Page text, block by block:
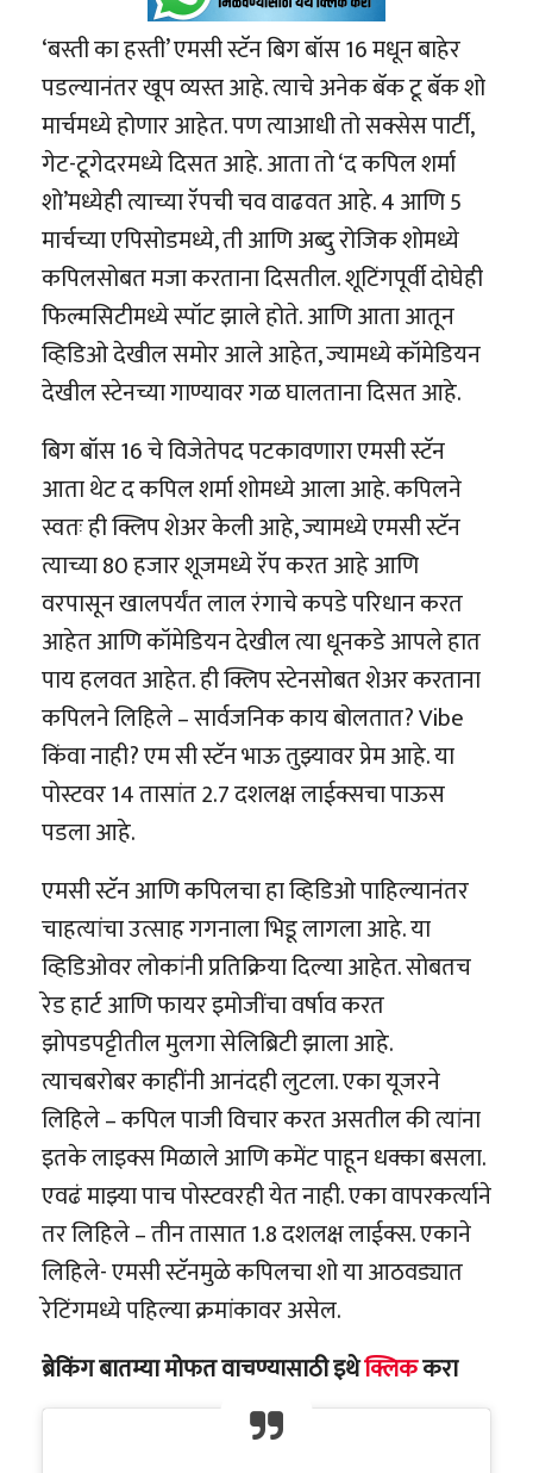
‘बस्ती का हस्ती’ एमसी स्टॅन बिग बॉस 16 मधून बाहेर
पडल्यानंतर खूप व्यस्त आहे. त्याचे अनेक बॅक टू बॅक शो
मार्चमध्ये होणार आहेत. पण त्याआधी तो सक्सेस पार्टी,
गेट-टूगेदरमध्ये दिसत आहे. आता तो ‘द कपिल शर्मा
शो’मध्येही त्याच्या रॅपची चव वाढवत आहे. 4 आणि 5
मार्चच्या एपिसोडमध्ये, ती आणि अब्दु रोजिक शोमध्ये
कपिलसोबत मजा करताना दिसतील. शूटिंगपूर्वी दोघेही
फिल्मसिटीमध्ये स्पॉट झाले होते. आणि आता आतून
व्हिडिओ देखील समोर आले आहेत, ज्यामध्ये कॉमेडियन
देखील स्टेनच्या गाण्यावर गळ घालताना दिसत आहे.
बिग बॉस 16 चे विजेतेपद पटकावणारा एमसी स्टॅन
आता थेट द कपिल शर्मा शोमध्ये आला आहे. कपिलने
स्वतः ही क्लिप शेअर केली आहे, ज्यामध्ये एमसी स्टॅन
त्याच्या 80 हजार शूजमध्ये रॅप करत आहे आणि
वरपासून खालपर्यंत लाल रंगाचे कपडे परिधान करत
आहेत आणि कॉमेडियन देखील त्या धूनकडे आपले हात
पाय हलवत आहेत. ही क्लिप स्टेनसोबत शेअर करताना
कपिलने लिहिले – सार्वजनिक काय बोलतात? Vibe
किंवा नाही? एम सी स्टॅन भाऊ तुझ्यावर प्रेम आहे. या
पोस्टवर 14 तासांत 2.7 दशलक्ष लाईक्सचा पाऊस
पडला आहे.
एमसी स्टॅन आणि कपिलचा हा व्हिडिओ पाहिल्यानंतर
चाहत्यांचा उत्साह गगनाला भिडू लागला आहे. या
व्हिडिओवर लोकांनी प्रतिक्रिया दिल्या आहेत. सोबतच
रेड हार्ट आणि फायर इमोजींचा वर्षाव करत
झोपडपट्टीतील मुलगा सेलिब्रिटी झाला आहे.
त्याचबरोबर काहींनी आनंदही लुटला. एका यूजरने
लिहिले – कपिल पाजी विचार करत असतील की त्यांना
इतके लाइक्स मिळाले आणि कमेंट पाहून धक्का बसला.
एवढं माझ्या पाच पोस्टवरही येत नाही. एका वापरकर्त्याने
तर लिहिले – तीन तासात 1.8 दशलक्ष लाईक्स. एकाने
लिहिले- एमसी स्टॅनमुळे कपिलचा शो या आठवड्यात
रेटिंगमध्ये पहिल्या क्रमांकावर असेल.
ब्रेकिंग बातम्या मोफत वाचण्यासाठी इथेक्लिककरा